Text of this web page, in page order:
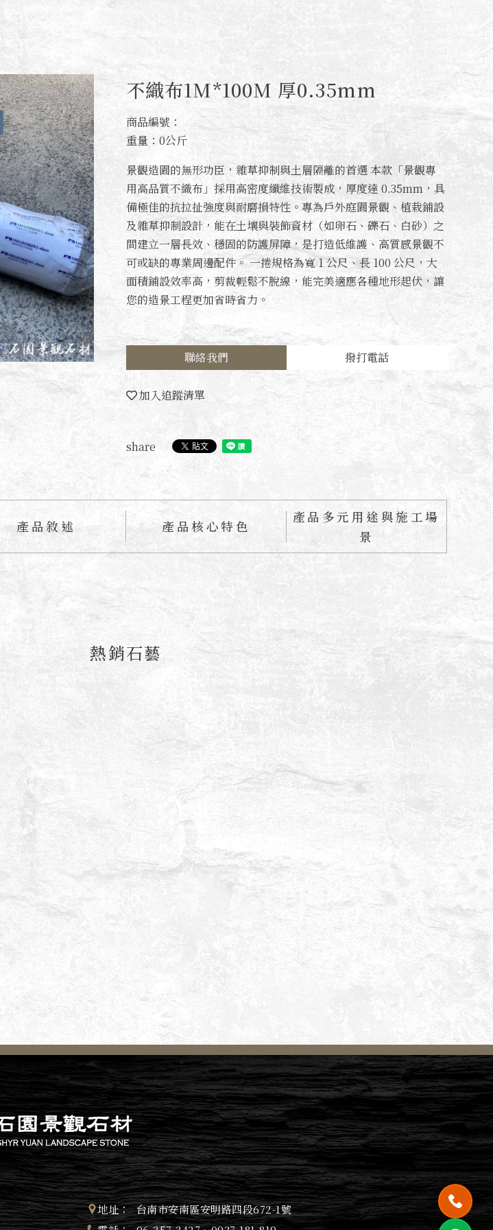
不織布1M*100M 厚0.35mm
商品編號：
重量：0公斤
景觀造園的無形功臣，雜草抑制與土層隔離的首選 本款「景觀專
用高品質不織布」採用高密度纖維技術製成，厚度達 0.35mm，具
備極佳的抗拉扯強度與耐磨損特性。專為戶外庭園景觀、植栽鋪設
及雜草抑制設計，能在土壤與裝飾資材（如卵石、礫石、白砂）之
間建立一層長效、穩固的防護屏障，是打造低維護、高質感景觀不
可或缺的專業周邊配件。 一捲規格為寬 1 公尺、長 100 公尺，大
面積鋪設效率高，剪裁輕鬆不脫線，能完美適應各種地形起伏，讓
您的造景工程更加省時省力。
聯絡我們 撥打電話
加入追蹤清單
share
產品敘述 產品核心特色
產品多元用途與施工場
景
熱銷石藝
地址： 台南市安南區安明路四段672-1號